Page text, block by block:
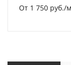
От 1 750 руб./